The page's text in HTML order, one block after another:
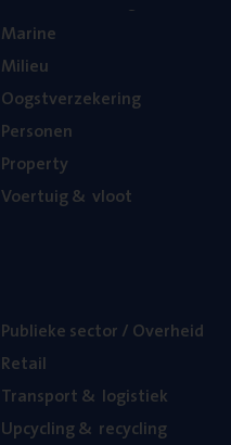
Mari­ne
Mili­eu
Oogst­ver­ze­ke­ring
Per­so­nen
Pro­per­ty
Voer­tuig& vloot
Publie­ke sec­tor / Overheid
Retail
Trans­port& logistiek
Upcy­cling& recycling